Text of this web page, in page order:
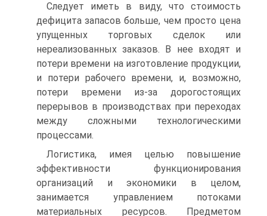
Следует иметь в виду, что стоимость
дефицита запасов больше, чем просто цена
упущенных торговых сделок или
нереализованных заказов. В нее входят и
потери времени на изготовление продукции,
и потери рабочего времени, и, возможно,
потери времени из-за дорогостоящих
перерывов в производствах при переходах
между сложными технологическими
процессами.
Логистика, имея целью повышение
эффективности функционирования
организаций и экономики в целом,
занимается управлением потоками
материальных ресурсов. Предметом